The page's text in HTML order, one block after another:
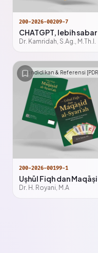
200-2026-00209-7
Dr. Kamridah, S.Ag., M.Th.I.
Pendidikan & Referensi
200-2026-00199-1
Dr. H. Royani, M.A